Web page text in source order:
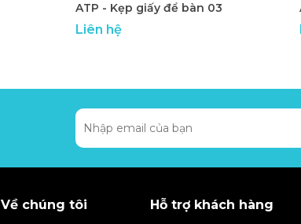
ATP - Kẹp giấy để bàn 03
Liên hệ
Về chúng tôi Hỗ trợ khách hàng